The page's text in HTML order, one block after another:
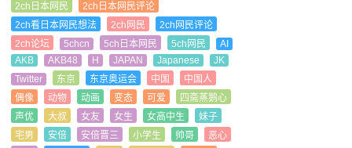
2ch日本网民
2ch日本网民评论
2ch看日本网民想法
2ch网民
2ch网民评论
2ch论坛
5chcn 5ch日本网民 5ch网民
AI
AKB
AKB48 H JAPAN Japanese
JK
Twitter
东京 东京奥运会 中国
中国人
偶像
动物 动画 变态 可爱
四斋蒸鹅心
声优
大叔 女友 女生 女高中生
妹子
宅男
安倍 安倍晋三 小学生 帅哥
恶心